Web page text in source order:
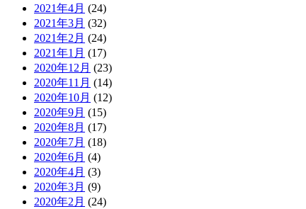
2021年4月 (24)
2021年3月 (32)
2021年2月 (24)
2021年1月 (17)
2020年12月 (23)
2020年11月 (14)
2020年10月 (12)
2020年9月 (15)
2020年8月 (17)
2020年7月 (18)
2020年6月 (4)
2020年4月 (3)
2020年3月 (9)
2020年2月 (24)